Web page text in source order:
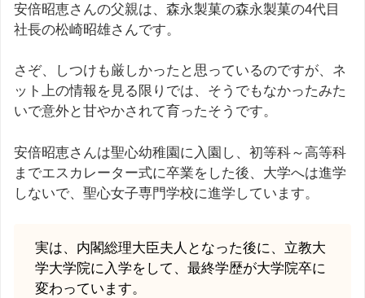
安倍昭恵さんの父親は、森永製菓の森永製菓の4代目
社長の松崎昭雄さんです。
さぞ、しつけも厳しかったと思っているのですが、ネ
ット上の情報を見る限りでは、そうでもなかったみた
いで意外と甘やかされて育ったそうです。
安倍昭恵さんは聖心幼稚園に入園し、初等科～高等科
までエスカレーター式に卒業をした後、大学へは進学
しないで、聖心女子専門学校に進学しています。
実は、内閣総理大臣夫人となった後に、立教大
学大学院に入学をして、最終学歴が大学院卒に
変わっています。